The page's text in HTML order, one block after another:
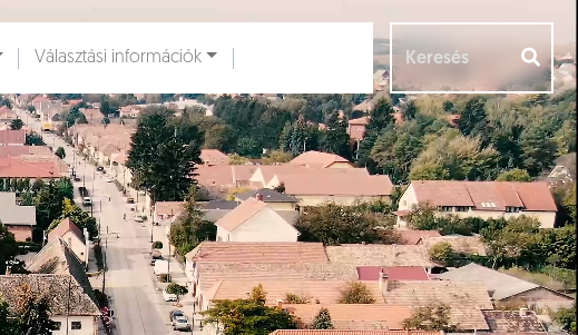
Választási információk
Aloldalak []